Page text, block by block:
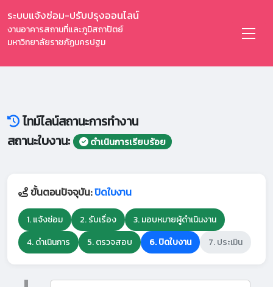
ระบบแจ้งซ่อม-ปรับปรุงออนไลน์
งานอาคารสถานที่และภูมิสถาปัตย์
มหาวิทยาลัยราชภัฏนครปฐม
ไทม์ไลน์สถานะการทำงาน
สถานะใบงาน:
ดำเนินการเรียบร้อย
ขั้นตอนปัจจุบัน:ปิดใบงาน
1. แจ้งซ่อม 2. รับเรื่อง
3. มอบหมายผู้ดำเนินงาน
4. ดำเนินการ
5. ตรวจสอบ 6. ปิดใบงาน 7. ประเมิน